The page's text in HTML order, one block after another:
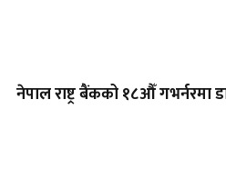
नेपाल राष्ट्र बैंकको १८औँ गभर्नरमा